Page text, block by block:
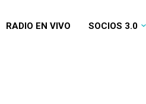
RADIO EN VIVO SOCIOS 3.0